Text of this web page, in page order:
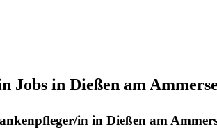
Jobs in Dießen am
in in Dießen am